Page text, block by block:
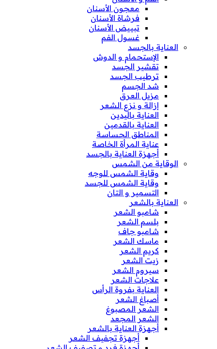
معجون الأسنان
فرشاة الأسنان
تبييض الأسنان
غسول الفم
العناية بالجسد
الإستحمام و الدوش
تقشير الجسد
ترطيب الجسد
شد الجسم
مزيل العرق
إزالة و نزع الشعر
العناية باليدين
العناية بالقدمين
المناطق الحساسة
عناية المرأة الخاصة
أجهزة العناية بالجسد
الوقاية من الشمس
وقاية الشمس للوجه
وقاية الشمس للجسد
التسمير و التان
العناية بالشعر
شامبو الشعر
بلسم الشعر
شامبو جاف
ماسك الشعر
كريم الشعر
زيت الشعر
سيروم الشعر
علاجات الشعر
العناية بفروة الرأس
أصباغ الشعر
الشعر المصبوغ
الشعر المجعد
أجهزة العناية بالشعر
أجهزة تجفيف الشعر